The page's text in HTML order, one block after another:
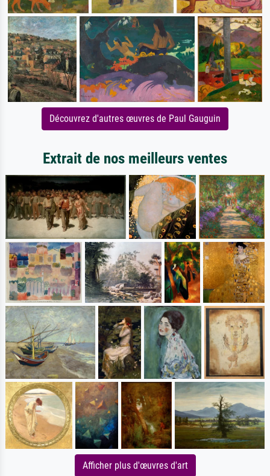
Découvrez d'autres œuvres de Paul Gauguin
Extrait de nos meilleurs ventes
Afficher plus d'œuvres d'art